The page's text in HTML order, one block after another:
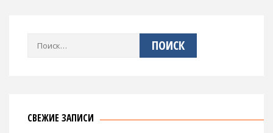
Найти:
СВЕЖИЕ ЗАПИСИ